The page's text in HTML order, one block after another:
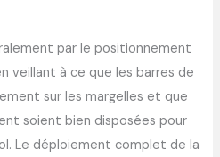
par le positionnement
veillant à ce que les barres de
sur les margelles et que
soient bien disposées pour
Le déploiement complet de la